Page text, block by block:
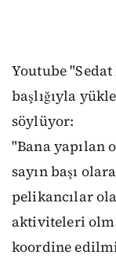
Youtube
başlığıyla
söylüyor:
"Bana yapılan
sayın başı
pelikancılar
aktiviteleri
koordine